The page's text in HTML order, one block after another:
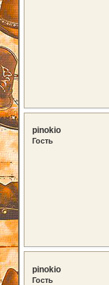
pinokio
Гость
pinokio
Гость